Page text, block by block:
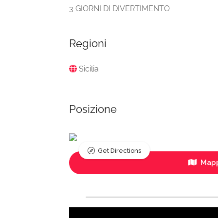
3 GIORNI DI DIVERTIMENTO
Regioni
Sicilia
Posizione
Get Directions